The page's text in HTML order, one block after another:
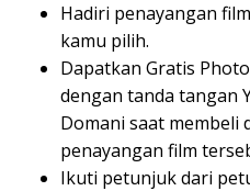
Hadiri penayangan
kamu pilih.
Dapatkan Gratis
dengan tanda tangan
Domani saat membeli
penayangan film
Ikuti petunjuk dari